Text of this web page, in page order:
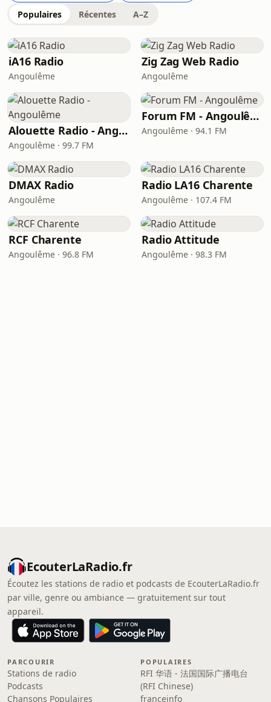
Populaires Récentes A–Z
iA16 Radio
Angoulême
Zig Zag Web Radio
Angoulême
Alouette Radio - Angoulême
Angoulême · 99.7 FM
Forum FM - Angoulême
Angoulême · 94.1 FM
DMAX Radio
Angoulême
Radio LA16 Charente
Angoulême · 107.4 FM
RCF Charente
Angoulême · 96.8 FM
Radio Attitude
Angoulême · 98.3 FM
EcouterLaRadio.fr
Écoutez les stations de radio et podcasts de EcouterLaRadio.fr
par ville, genre ou ambiance — gratuitement sur tout
appareil.
PARCOURIR
Stations de radio
Podcasts
Chansons Populaires
POPULAIRES
RFI 华语 - 法国国际广播电台
(RFI Chinese)
franceinfo